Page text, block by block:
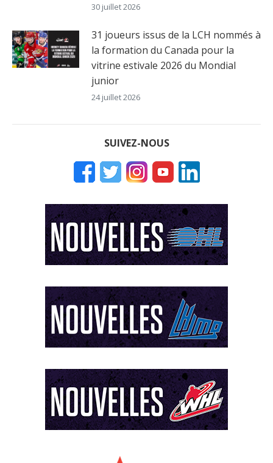
30 juillet 2026
31 joueurs issus de la LCH nommés à
la formation du Canada pour la
vitrine estivale 2026 du Mondial
junior
24 juillet 2026
SUIVEZ-NOUS